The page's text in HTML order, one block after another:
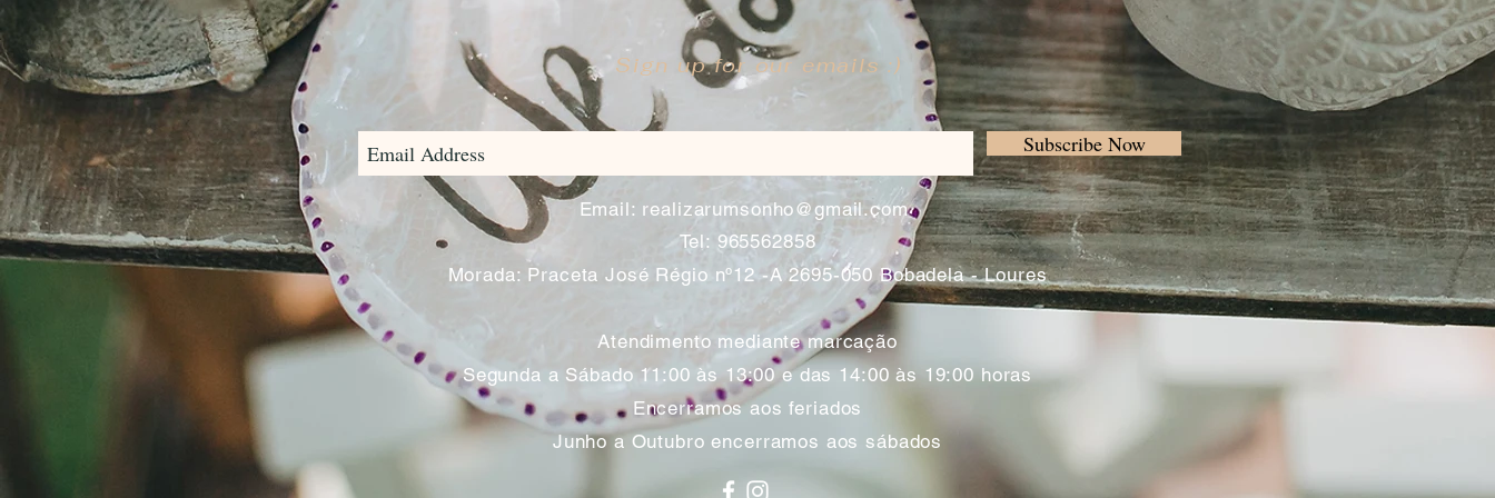
Sign up for our emails :)
Subscribe Now
Email: realizarumsonho@gmail.com
Tel: 965562858
Morada: Praceta José Régio nº12 -A 2695-050 Bobadela - Loures
Atendimento mediante marcação
Segunda a Sábado 11:00 às 13:00 e das 14:00 às 19:00 horas
Encerramos aos feriados
Junho a Outubro encerramos aos sábados